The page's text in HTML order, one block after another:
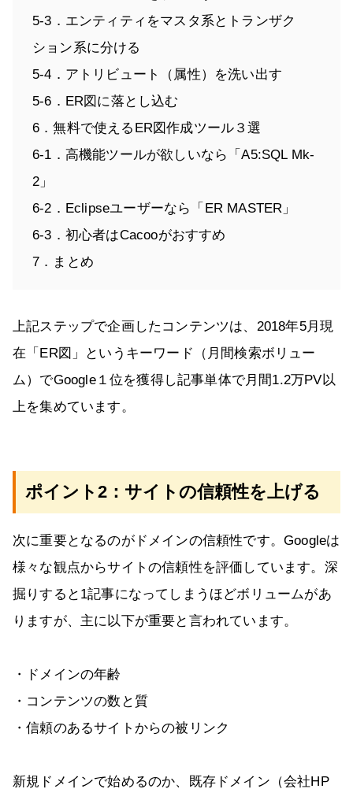
5-3．エンティティをマスタ系とトランザク
ション系に分ける
5-4．アトリビュート（属性）を洗い出す
5-6．ER図に落とし込む
6．無料で使えるER図作成ツール３選
6-1．高機能ツールが欲しいなら「A5:SQL Mk-
2」
6-2．Eclipseユーザーなら「ER MASTER」
6-3．初心者はCacooがおすすめ
7．まとめ
上記ステップで企画したコンテンツは、2018年5月現
在「ER図」というキーワード（月間検索ボリュー
ム）でGoogle１位を獲得し記事単体で月間1.2万PV以
上を集めています。
ポイント2：サイトの信頼性を上げる
次に重要となるのがドメインの信頼性です。Googleは
様々な観点からサイトの信頼性を評価しています。深
掘りすると1記事になってしまうほどボリュームがあ
りますが、主に以下が重要と言われています。
・ドメインの年齢
・コンテンツの数と質
・信頼のあるサイトからの被リンク
新規ドメインで始めるのか、既存ドメイン（会社HP